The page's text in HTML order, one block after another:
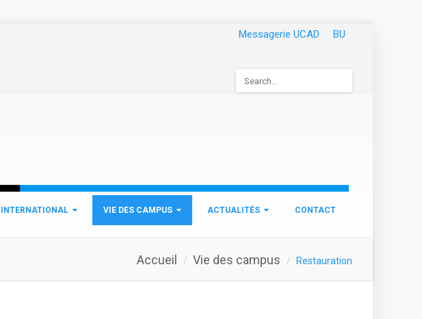
BU
Messagerie UCAD
Formulaire
INTERNATIONAL VIE DES CAMPUS ACTUALITÉS CONTACT
Accueil Vie des campus Restauration